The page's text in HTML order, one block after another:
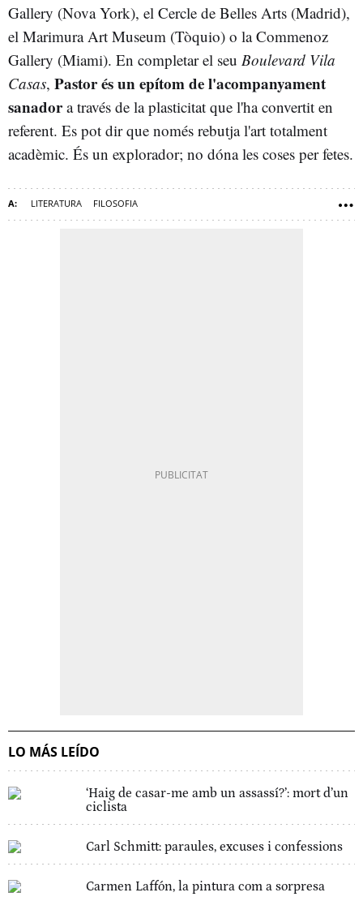
Gallery (Nova York), el Cercle de Belles Arts (Madrid),
el Marimura Art Museum (Tòquio) o la Commenoz
Gallery (Miami). En completar el seu Boulevard Vila
Casas, Pastor és un epítom de l'acompanyament
sanadora través de la plasticitat que l'ha convertit en
referent. Es pot dir que només rebutja l'art totalment
acadèmic. És un explorador; no dóna les coses per fetes.
LITERATURA FILOSOFIA
LO MÁS LEÍDO
‘Haig de casar-me amb un assassí?’: mort d’un
ciclista
Carl Schmitt: paraules, excuses i confessions
Carmen Laffón, la pintura com a sorpresa